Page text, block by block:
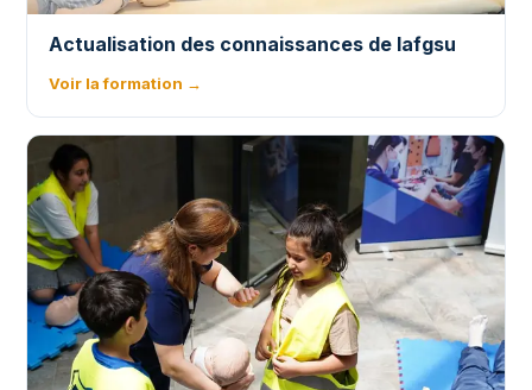
Actualisation des connaissances de lafgsu
Voir la formation →